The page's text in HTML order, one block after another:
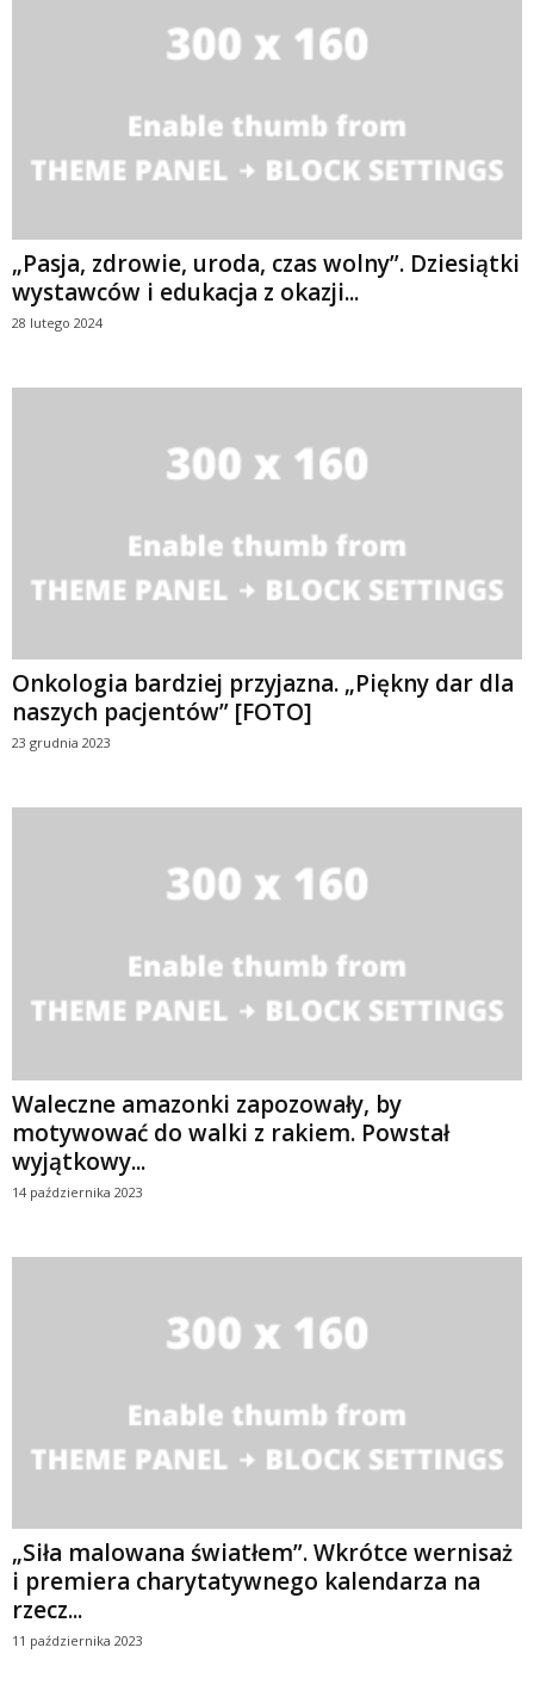
„Pasja, zdrowie, uroda, czas wolny”. Dziesiątki
wystawców i edukacja z okazji...
28 lutego 2024
Onkologia bardziej przyjazna. „Piękny dar dla
naszych pacjentów” [FOTO]
23 grudnia 2023
Waleczne amazonki zapozowały, by
motywować do walki z rakiem. Powstał
wyjątkowy...
14 października 2023
„Siła malowana światłem”. Wkrótce wernisaż
i premiera charytatywnego kalendarza na
rzecz...
11 października 2023